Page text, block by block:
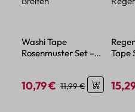
Washi Tape
Rosenmuster Set –
Breiten
Verkaufspreis:
10,79 € Regulärer Preis:
11,99 €
Tape